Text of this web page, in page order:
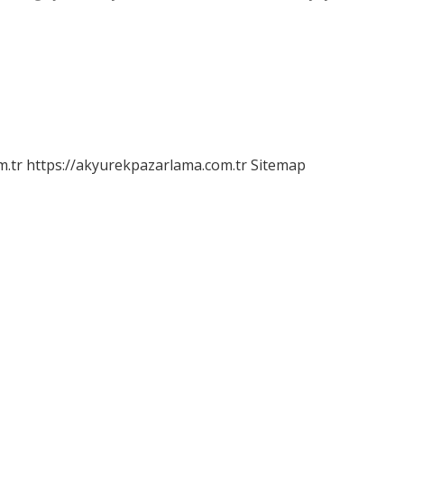
https://akyurekpazarlama.com.trSitemap